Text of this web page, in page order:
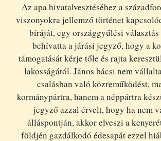
Az apa hivatalvesztéséhez a
viszonyokra jellemző történet
bíráját, egy országgyűlési
behívatta a járási jegyző, hogy a
támogatását kérje tőle és rajta
lakosságától. János bácsi nem
csalásban való közreműködést,
kormánypártra, hanem a néppártra
jegyző azzal érvelt, hogy ha nem
álláspontján, akkor elveszi a
földjén gazdálkodó édesapát ezzel